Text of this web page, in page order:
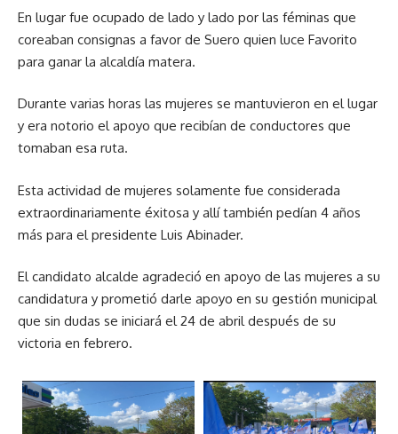
En lugar fue ocupado de lado y lado por las féminas que
coreaban consignas a favor de Suero quien luce Favorito
para ganar la alcaldía matera.
Durante varias horas las mujeres se mantuvieron en el lugar
y era notorio el apoyo que recibían de conductores que
tomaban esa ruta.
Esta actividad de mujeres solamente fue considerada
extraordinariamente éxitosa y allí también pedían 4 años
más para el presidente Luis Abinader.
El candidato alcalde agradeció en apoyo de las mujeres a su
candidatura y prometió darle apoyo en su gestión municipal
que sin dudas se iniciará el 24 de abril después de su
victoria en febrero.